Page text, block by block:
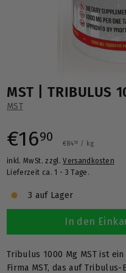
MST | TRIBULUS
MST
Normaler
Preis
€1690 €16,90
€8450 €84,50
/ kg
inkl. MwSt. zzgl.Versandkosten
Lieferzeit ca. 1 - 3 Tage.
3 auf Lager
In den
Tribulus 1000 Mg MST ist
Firma MST, das auf